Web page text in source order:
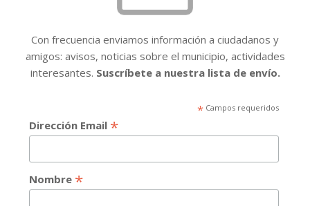
t
o
Con frecuencia enviamos información a ciudadanos y
amigos: avisos, noticias sobre el municipio, actividades
interesantes. Suscríbete a nuestra lista de envío.
*Campos requeridos
Dirección Email *
Nombre *